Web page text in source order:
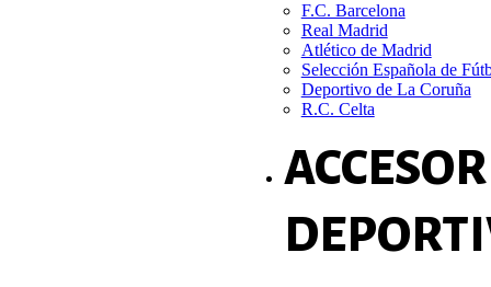
F.C. Barcelona
Real Madrid
Atlético de Madrid
Selección Española de
Deportivo de La Coruña
R.C. Celta